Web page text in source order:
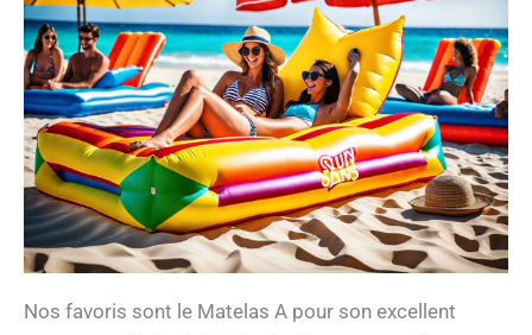
Nos favoris sont le Matelas A pour son excellent